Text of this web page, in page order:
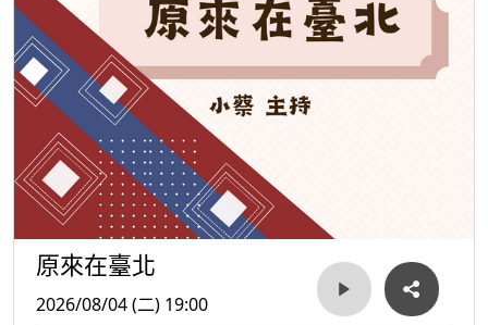
原來在臺北
2026/08/04 (二) 19:00